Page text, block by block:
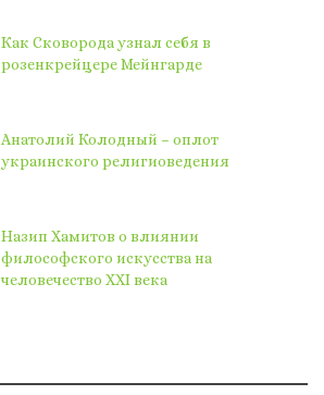
Как Сковорода узнал себя в
розенкрейцере Мейнгарде
Анатолий Колодный – оплот
украинского религиоведения
Назип Хамитов о влиянии
философского искусства на
человечество ХХІ века